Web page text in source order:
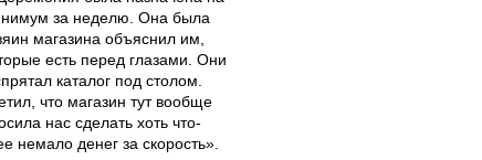
за неделю. Она была
магазина объяснил им,
есть перед глазами. Они
каталог под столом.
что магазин тут вообще
нас сделать хоть что-
немало денег за скорость».